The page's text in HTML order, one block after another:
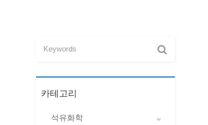
카테고리
석유화학